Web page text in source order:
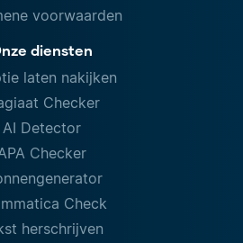
voorwaarden
diensten
laten nakijken
Checker
AI Detector
Checker
Check
herschrijven